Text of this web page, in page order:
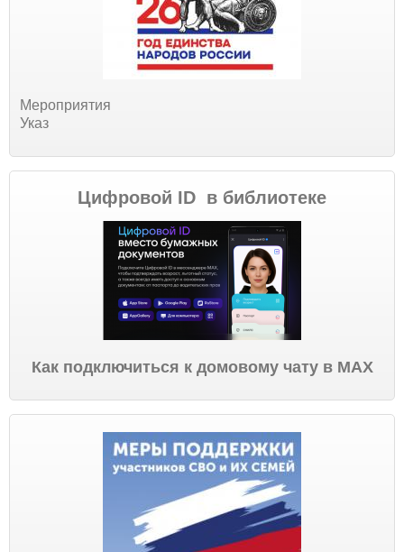
Мероприятия
Указ
Цифровой ID в библиотеке
Как подключиться к домовому чату в МАХ